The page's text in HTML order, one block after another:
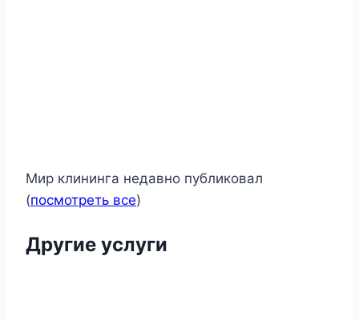
Мир клининга недавно публиковал
(посмотреть все)
Другие услуги